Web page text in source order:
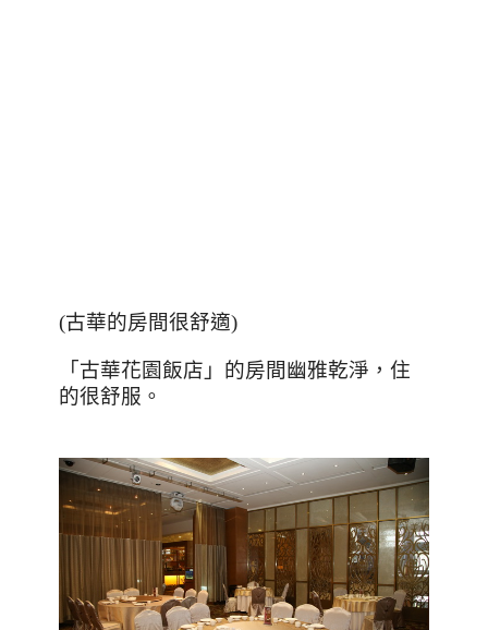
(古華的房間很舒適)
「古華花園飯店」的房間幽雅乾淨，住
的很舒服。